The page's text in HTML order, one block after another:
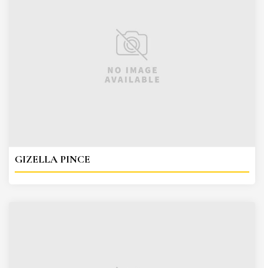
GIZELLA PINCE